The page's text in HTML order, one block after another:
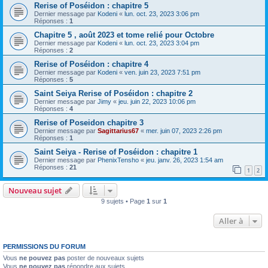
Rerise of Poséidon : chapitre 5
Dernier message par Kodeni « lun. oct. 23, 2023 3:06 pm
Réponses : 1
Chapitre 5 , août 2023 et tome relié pour Octobre
Dernier message par Kodeni « lun. oct. 23, 2023 3:04 pm
Réponses : 2
Rerise of Poséidon : chapitre 4
Dernier message par Kodeni « ven. juin 23, 2023 7:51 pm
Réponses : 5
Saint Seiya Rerise of Poséidon : chapitre 2
Dernier message par Jimy « jeu. juin 22, 2023 10:06 pm
Réponses : 4
Rerise of Poseidon chapitre 3
Dernier message par Sagittarius67 « mer. juin 07, 2023 2:26 pm
Réponses : 1
Saint Seiya - Rerise of Poséidon : chapitre 1
Dernier message par PhenixTensho « jeu. janv. 26, 2023 1:54 am
Réponses : 21 1 2
Nouveau sujet
9 sujets • Page 1 sur 1
Aller à
PERMISSIONS DU FORUM
Vous ne pouvez pas poster de nouveaux sujets
Vous ne pouvez pas répondre aux sujets